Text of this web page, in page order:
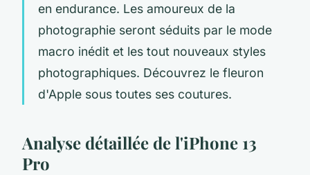
en endurance. Les amoureux de la
photographie seront séduits par le mode
macro inédit et les tout nouveaux styles
photographiques. Découvrez le fleuron
d'Apple sous toutes ses coutures.
Analyse détaillée de l'iPhone 13
Pro